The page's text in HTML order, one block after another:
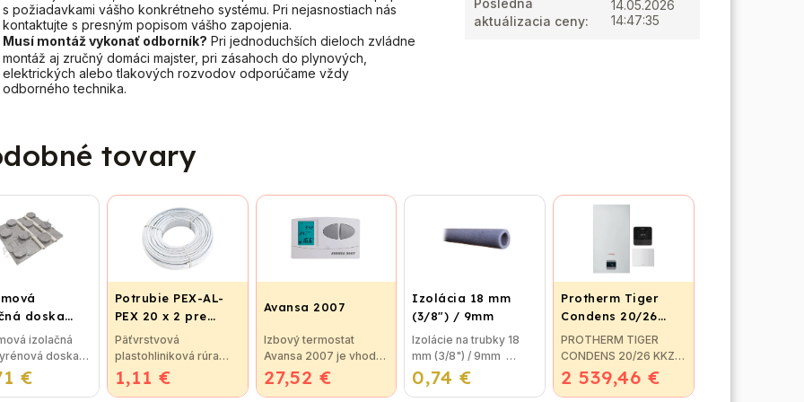
s požiadavkami vášho konkrétneho systému. Pri nejasnostiach nás
kontaktujte s presným popisom vášho zapojenia.
Musí montáž vykonať odborník? Pri jednoduchších dieloch zvládne
montáž aj zručný domáci majster, pri zásahoch do plynových,
elektrických alebo tlakových rozvodov odporúčame vždy
odborného technika.
Posledná
aktuálizacia ceny:
14.05.2026
14:47:35
tovary
doska
pre
kúrenie
€
izolačná
doska
(STIROTERMAL
so zvýšenou
Potrubie PEX-AL-
PEX 20 x 2 pre
vykurovanie,
podlahové kúrenie
a vodu
1,11 €
Päťvrstvová
plastohliniková rúra
pex-al-pex je určená
na: rozvody teplej a
Avansa 2007
27,52 €
Izbový termostat
Avansa 2007 je vhodný
na reguláciu väčšiny
kotlov. Termostat je
Izolácia 18 mm
(3/8") / 9mm
0,74 €
Izolácie na trubky 18
mm (3/8") / 9mm
Izolácia na potrubie,
alebo izolačná pena na
Protherm Tiger
Condens 20/26
KKZ 42 + smart
regulátor
2 539,46 €
PROTHERM TIGER
CONDENS 20/26 KKZ
42- závesný
kondenzačný kotol so